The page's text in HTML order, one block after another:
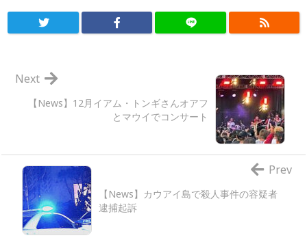
【News】12月イアム・トンギさんオアフ
とマウイでコンサート
Next
【News】カウアイ島で殺人事件の容疑者
逮捕起訴
Prev